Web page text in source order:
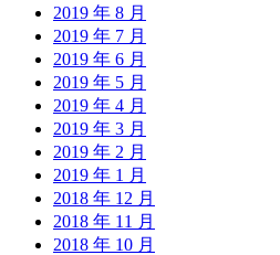
2019 年 8 月
2019 年 7 月
2019 年 6 月
2019 年 5 月
2019 年 4 月
2019 年 3 月
2019 年 2 月
2019 年 1 月
2018 年 12 月
2018 年 11 月
2018 年 10 月